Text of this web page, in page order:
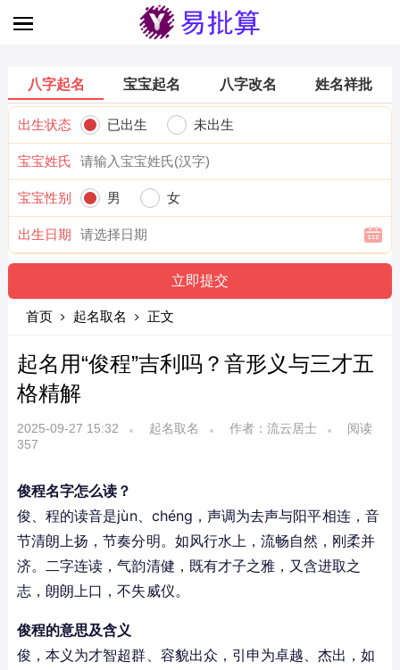
八字起名 宝宝起名 八字改名 姓名祥批
出生状态 已出生 未出生
宝宝姓氏
宝宝性别 男 女
出生日期
首页 起名取名 正文
起名用“俊程”吉利吗？音形义与三才五
格精解
2025-09-27 15:32 起名取名 作者：流云居士
阅读
357
俊程名字怎么读？
俊、程的读音是jùn、chéng，声调为去声与阳平相连，音
节清朗上扬，节奏分明。如风行水上，流畅自然，刚柔并
济。二字连读，气韵清健，既有才子之雅，又含进取之
志，朗朗上口，不失威仪。
俊程的意思及含义
俊，本义为才智超群、容貌出众，引申为卓越、杰出，如